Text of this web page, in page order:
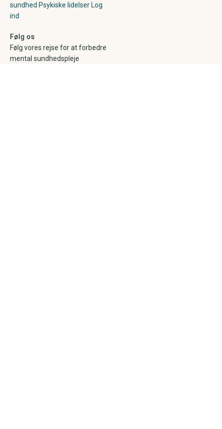
sundhed Psykiske lidelser Log
ind
Følg os
Følg vores rejse for at forbedre
mental sundhedspleje